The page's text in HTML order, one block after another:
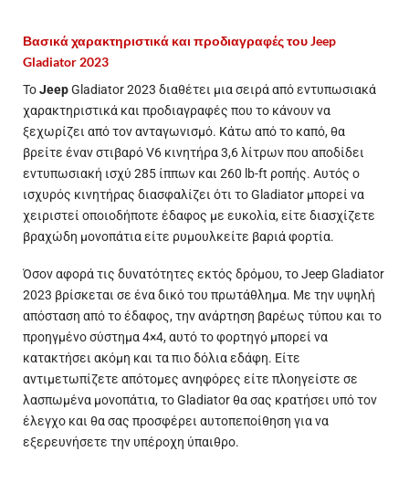
Βασικά χαρακτηριστικά και προδιαγραφές του Jeep
Gladiator 2023
ΤοJeepGladiator 2023 διαθέτει μια σειρά από εντυπωσιακά
χαρακτηριστικά και προδιαγραφές που το κάνουν να
ξεχωρίζει από τον ανταγωνισμό. Κάτω από το καπό, θα
βρείτε έναν στιβαρό V6 κινητήρα 3,6 λίτρων που αποδίδει
εντυπωσιακή ισχύ 285 ίππων και 260 lb-ft ροπής. Αυτός ο
ισχυρός κινητήρας διασφαλίζει ότι το Gladiator μπορεί να
χειριστεί οποιοδήποτε έδαφος με ευκολία, είτε διασχίζετε
βραχώδη μονοπάτια είτε ρυμουλκείτε βαριά φορτία.
Όσον αφορά τις δυνατότητες εκτός δρόμου, το Jeep Gladiator
2023 βρίσκεται σε ένα δικό του πρωτάθλημα. Με την υψηλή
απόσταση από το έδαφος, την ανάρτηση βαρέως τύπου και το
προηγμένο σύστημα 4×4, αυτό το φορτηγό μπορεί να
κατακτήσει ακόμη και τα πιο δόλια εδάφη. Είτε
αντιμετωπίζετε απότομες ανηφόρες είτε πλοηγείστε σε
λασπωμένα μονοπάτια, το Gladiator θα σας κρατήσει υπό τον
έλεγχο και θα σας προσφέρει αυτοπεποίθηση για να
εξερευνήσετε την υπέροχη ύπαιθρο.